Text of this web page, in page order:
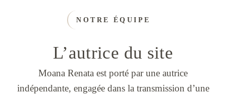
NOTRE ÉQUIPE
L’autrice du site
Moana Renata est porté par une autrice
indépendante, engagée dans la transmission d’une